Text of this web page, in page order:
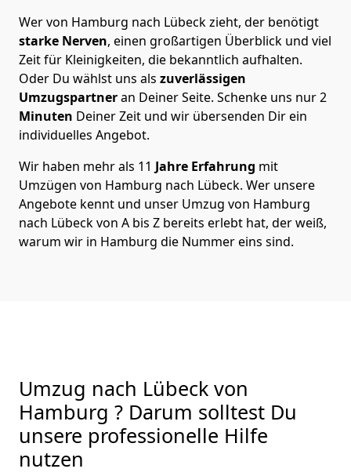
Wer von Hamburg nach Lübeck zieht, der benötigt
starke Nerven, einen großartigen Überblick und viel
Zeit für Kleinigkeiten, die bekanntlich aufhalten.
Oder Du wählst uns als zuverlässigen
Umzugspartneran Deiner Seite. Schenke uns nur2
Minuten Deiner Zeit und wir übersenden Dir ein
individuelles Angebot.
Wir haben mehr als 11 Jahre Erfahrung mit
Umzügen von Hamburg nach Lübeck. Wer unsere
Angebote kennt und unser Umzug von Hamburg
nach Lübeck von A bis Z bereits erlebt hat, der weiß,
warum wir in Hamburg die Nummer eins sind.
Umzug nach Lübeck von
Hamburg ? Darum solltest Du
unsere professionelle Hilfe
nutzen